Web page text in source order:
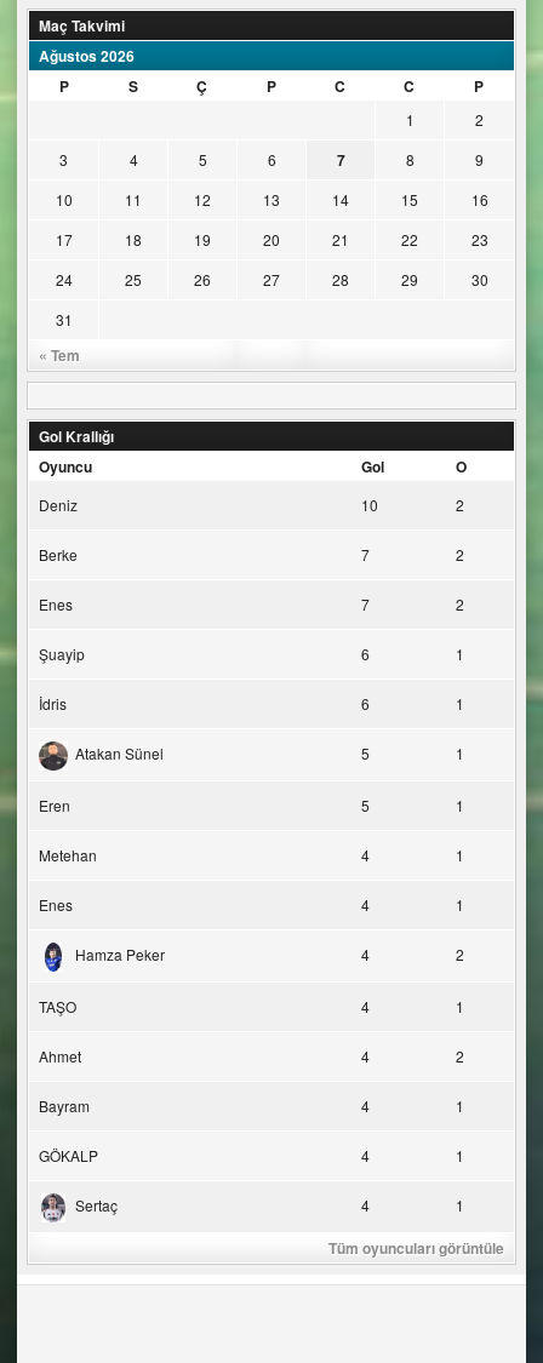
Maç Takvimi
Ağustos 2026
P
S Ç P C C P
« Tem
1
2
3
4 5 6 7 8
9
10
11 12 13 14 15
16
17
18 19 20 21 22
23
24
25 26 27 28 29
30
31
Gol Krallığı
Oyuncu
Gol O
Deniz 10 2
Berke 7 2
Enes 7 2
Şuayip 6 1
İdris 6 1
Atakan Sünel 5 1
Eren 5 1
Metehan 4 1
Enes 4 1
Hamza Peker 4 2
TAŞO 4 1
Ahmet 4 2
Bayram 4 1
GÖKALP 4 1
Sertaç 4 1
Tüm oyuncuları görüntüle